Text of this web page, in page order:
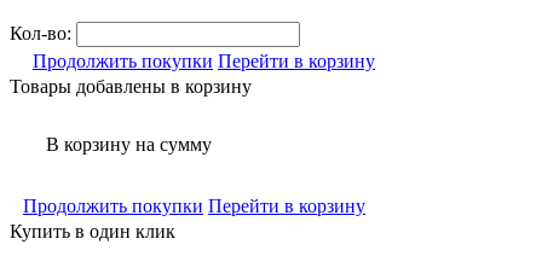
Кол-во:
Продолжить покупки Перейти в корзину
Товары добавлены в корзину
В корзину на сумму
Продолжить покупки Перейти в корзину
Купить в один клик